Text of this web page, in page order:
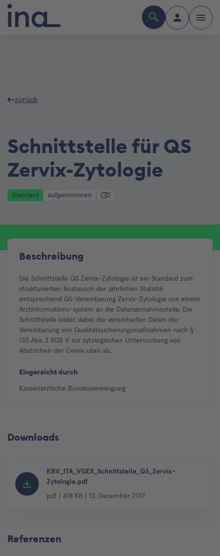
zurück
Schnittstelle für QS
Zervix-Zytologie
Standard aufgenommen 2
Beschreibung
Die Schnittstelle QS Zervix-Zytologie ist ein Standard zum
strukturierten Austausch der jährlichen Statistik
entsprechend QS-Vereinbarung Zervix-Zytologie von einem
Arztinformations-system an die Datenannahmestelle. Die
Schnittstelle bildet dabei die vereinbarten Daten der
Vereinbarung von Qualitätssicherungsmaßnahmen nach §
135 Abs. 2 SGB V zur zytologischen Untersuchung von
Abstrichen der Cervix uteri ab.
Eingereicht durch
Kassenärztliche Bundesvereinigung
Downloads
KBV_ITA_VGEX_Schnittstelle_QS_Zervix-
Zytologie.pdf
pdf 418 KB 13. Dezember 2017
Referenzen